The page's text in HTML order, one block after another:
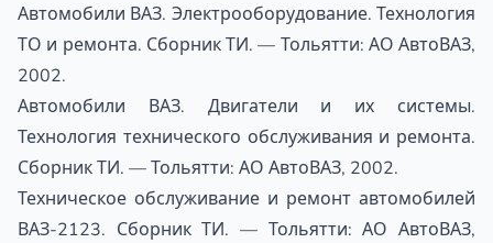
Автомобили ВАЗ. Электрооборудование. Технология
ТО и ремонта. Сборник ТИ. — Тольятти: АО АвтоВАЗ,
2002.
Автомобили ВАЗ. Двигатели и их системы.
Технология технического обслуживания и ремонта.
Сборник ТИ. — Тольятти: АО АвтоВАЗ, 2002.
Техническое обслуживание и ремонт автомобилей
ВАЗ-2123. Сборник ТИ. — Тольятти: АО АвтоВАЗ,